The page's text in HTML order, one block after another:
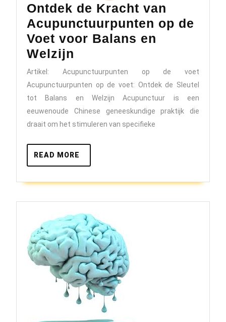
Ontdek de Kracht van
Acupunctuurpunten op de
Voet voor Balans en
Welzijn
de
Kracht
van
Acupunctuurpunten
op
de
Voet
Balans
en
Welzijn
Artikel: Acupunctuurpunten op de voet
Acupunctuurpunten op de voet: Ontdek de Sleutel
tot Balans en Welzijn Acupunctuur is een
eeuwenoude Chinese geneeskundige praktijk die
draait om het stimuleren van specifieke
READ MORE
MORE